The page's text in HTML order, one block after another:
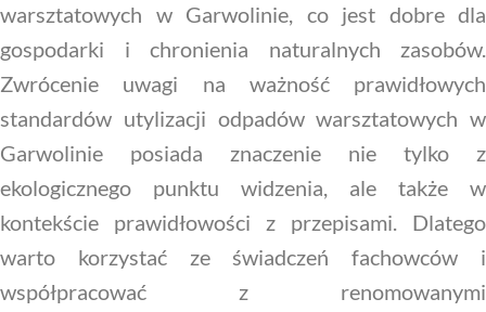
warsztatowych w Garwolinie, co jest dobre dla
gospodarki i chronienia naturalnych zasobów.
Zwrócenie uwagi na ważność prawidłowych
standardów utylizacji odpadów warsztatowych w
Garwolinie posiada znaczenie nie tylko z
ekologicznego punktu widzenia, ale także w
kontekście prawidłowości z przepisami. Dlatego
warto korzystać ze świadczeń fachowców i
współpracować z renomowanymi